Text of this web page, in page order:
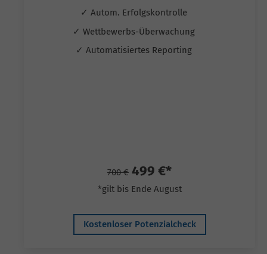
✓ Autom. Erfolgskontrolle
✓ Wettbewerbs-Überwachung
✓ Automatisiertes Reporting
700 € 499 €*
*gilt bis Ende August
Kostenloser Potenzialcheck